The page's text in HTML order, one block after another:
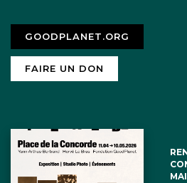
GOODPLANET.ORG
FAIRE UN DON